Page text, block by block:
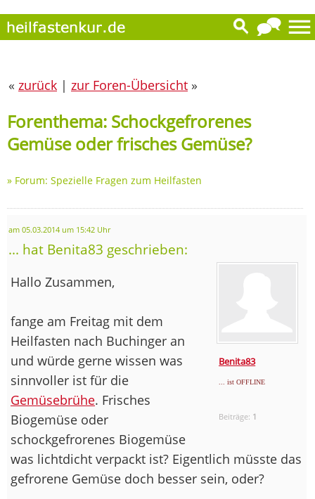
« zurück | zur Foren-Übersicht »
Forenthema: Schockgefrorenes
Gemüse oder frisches Gemüse?
» Forum: Spezielle Fragen zum Heilfasten
am 05.03.2014 um 15:42 Uhr
... hat Benita83 geschrieben:
Benita83
... ist OFFLINE
Beiträge: 1
Hallo Zusammen,
fange am Freitag mit dem
Heilfasten nach Buchinger an
und würde gerne wissen was
sinnvoller ist für die
Gemüsebrühe. Frisches
Biogemüse oder
schockgefrorenes Biogemüse
was lichtdicht verpackt ist? Eigentlich müsste das
gefrorene Gemüse doch besser sein, oder?